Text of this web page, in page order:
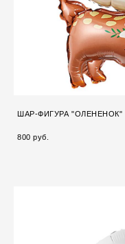
ШАР-ФИГУРА "ОЛЕНЕНОК"
800 pуб.